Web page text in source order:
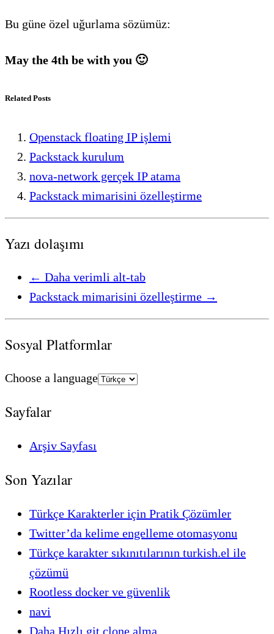
Bu güne özel uğurlama sözümüz:
May the 4th be with you 🙂
Related Posts
Openstack floating IP işlemi
Packstack kurulum
nova-network gerçek IP atama
Packstack mimarisini özelleştirme
Yazı dolaşımı
← Daha verimli alt-tab
Packstack mimarisini özelleştirme →
Sosyal Platformlar
Choose a language
Sayfalar
Arşiv Sayfası
Son Yazılar
Türkçe Karakterler için Pratik Çözümler
Twitter’da kelime engelleme otomasyonu
Türkçe karakter sıkınıtılarının turkish.el ile
çözümü
Rootless docker ve güvenlik
navi
Daha Hızlı git clone alma